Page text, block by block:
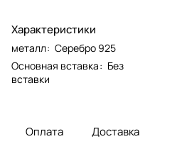
Характеристики
металл: Серебро 925
Основная вставка: Без
вставки
Оплата Доставка